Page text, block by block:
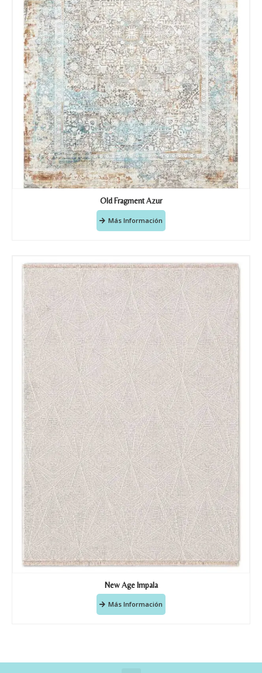
Old Fragment Azur
Más Información
New Age Impala
Más Información